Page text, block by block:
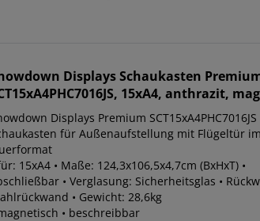
Displays Schaukasten
15xA4, anthrazit,
Displays Premium SCT15xA4PHC7016JS
für Außenaufstellung mit Flügeltür im
15xA4 • Maße: 124,3x106,5x4,7cm (BxHxT) •
• Verglasung: Sicherheitsglas •
• Gewicht: 28,6kg
• beschreibbar